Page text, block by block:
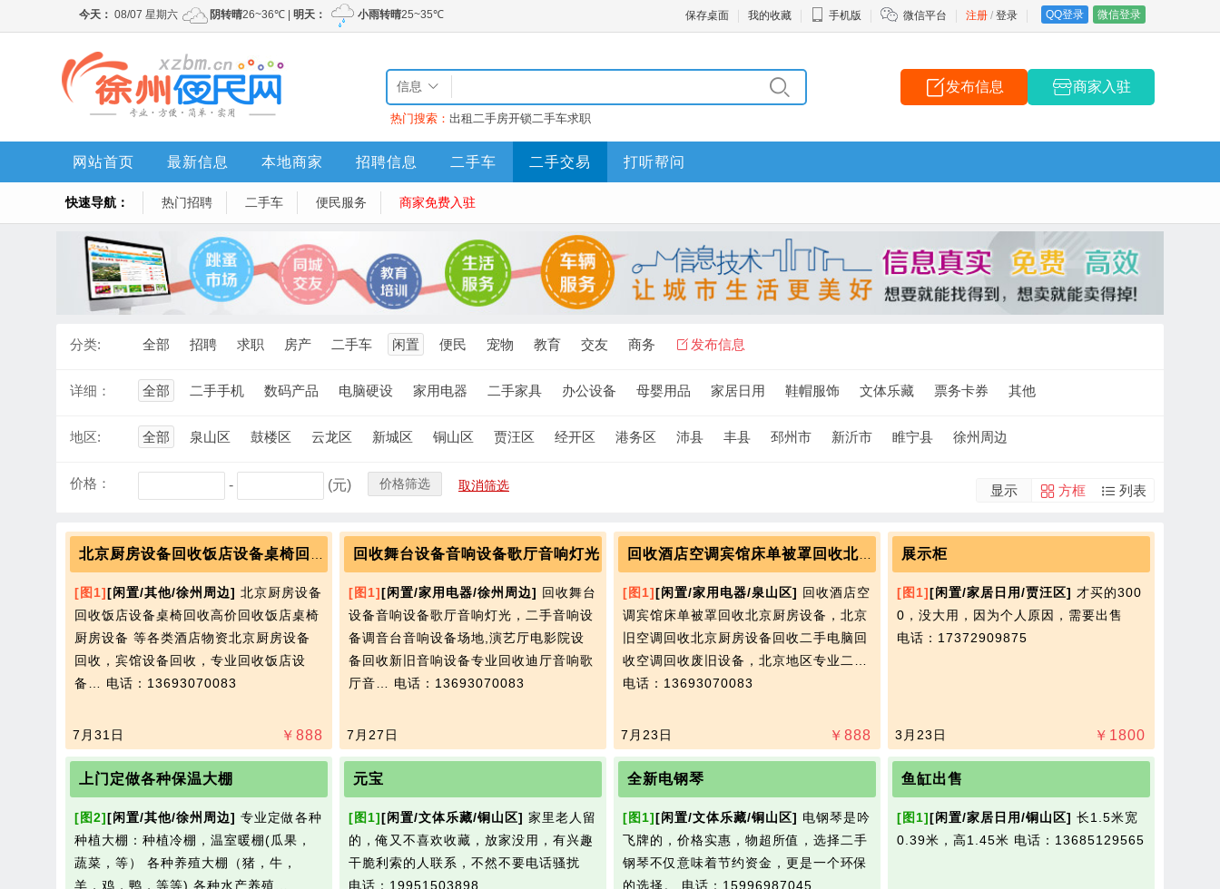
注册 / 登录 QQ登录 微信登录
保存桌面 我的收藏 手机版 微信平台
信息
热门搜索： 出租二手房开锁二手车求职
发布信息 商家入驻
网站首页 最新信息 本地商家 招聘信息 二手车 二手交易 打听帮问
快速导航： 热门招聘 二手车 便民服务 商家免费入驻
分类: 全部 招聘 求职 房产 二手车 闲置 便民 宠物 教育 交友 商务 发布信息
详细： 全部 二手手机 数码产品 电脑硬设 家用电器 二手家具 办公设备 母婴用品 家居日用 鞋帽服饰 文体乐藏 票务卡券 其他
地区: 全部 泉山区 鼓楼区 云龙区 新城区 铜山区 贾汪区 经开区 港务区 沛县 丰县 邳州市 新沂市 睢宁县 徐州周边
价格： - (元) 价格筛选 取消筛选 显示 方框 列表
[图1][闲置/其他/徐州周边] 北京厨房设备
回收饭店设备桌椅回收高价回收饭店桌椅
厨房设备 等各类酒店物资北京厨房设备
回收，宾馆设备回收，专业回收饭店设
备… 电话：13693070083
￥ 888
7月31日
回收舞台设备音响设备歌厅音响灯光
[图1][闲置/家用电器/徐州周边] 回收舞台
设备音响设备歌厅音响灯光，二手音响设
备调音台音响设备场地,演艺厅电影院设
备回收新旧音响设备专业回收迪厅音响歌
厅音… 电话：13693070083
7月27日
[图1][闲置/家用电器/泉山区] 回收酒店空
调宾馆床单被罩回收北京厨房设备，北京
旧空调回收北京厨房设备回收二手电脑回
收空调回收废旧设备，北京地区专业二…
电话：13693070083
￥ 888
7月23日
展示柜
[图1][闲置/家居日用/贾汪区] 才买的300
0，没大用，因为个人原因，需要出售​‌‌
电话：17372909875
￥ 1800
3月23日
上门定做各种保温大棚
[图2][闲置/其他/徐州周边] 专业定做各种
种植大棚：种植冷棚，温室暖棚(瓜果，
蔬菜，等） 各种养殖大棚（猪，牛，
羊，鸡，鸭，等等) 各种水产养殖…
元宝
[图1][闲置/文体乐藏/铜山区] 家里老人留
的，俺又不喜欢收藏，放家没用，有兴趣
干脆利索的人联系，不然不要电话骚扰
电话：19951503898
全新电钢琴
[图1][闲置/文体乐藏/铜山区] 电钢琴是吟
飞牌的，价格实惠，物超所值，选择二手
钢琴不仅意味着节约资金，更是一个环保
的选择。 电话：15996987045
鱼缸出售
[图1][闲置/家居日用/铜山区] 长1.5米宽
0.39米，高1.45米 电话：13685129565